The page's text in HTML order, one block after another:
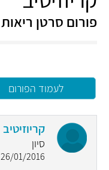
פורום סרטן ריאות
לעמוד הפורום
קריוזיטיב
סיון
26/01/2016 | 10:18